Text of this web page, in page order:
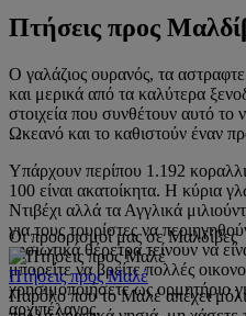
Πτήσεις προς
Ο γαλάζιος ουρανός, τα
και μερικά από τα καλύτερα
στοιχεία που συνθέτουν αυτό το
Ωκεανό και το καθιστούν έναν
Υπάρχουν περίπου 1.192
100 είναι ακατοίκητα. Η κύρια
Ντιβέχι αλλά τα Αγγλικά
για τους τουρίστες να
νησιωτικά θέρετρα τείνουν να
μπορείτε να βρείτε πολλές
χρησιμοποιήσετε ως ορμητήριο
αρχιπέλαγος.
Οι προορισμοί μας σε Μαλδίβες
Πτήσεις προς Μαλέ
Παρόλο που το Μαλέ απέχει